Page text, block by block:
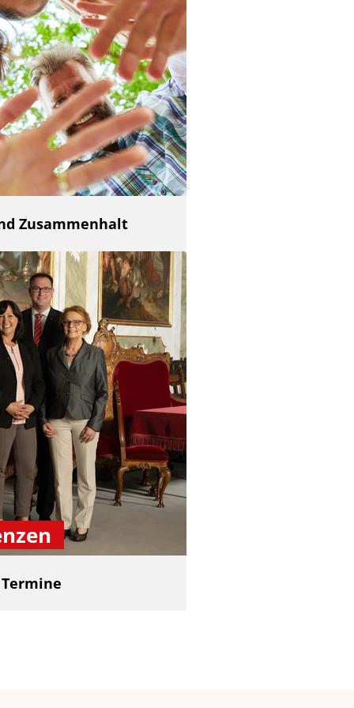
Zusammenhalt